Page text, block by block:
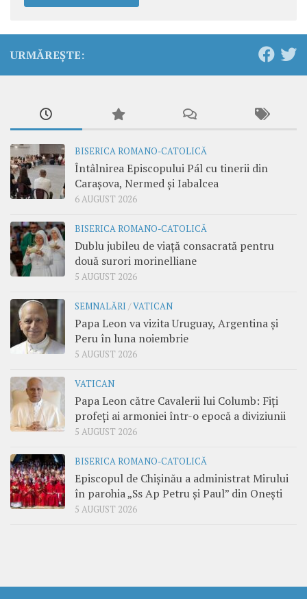
URMĂREȘTE:
BISERICA ROMANO-CATOLICĂ
Întâlnirea Episcopului Pál cu tinerii din
Carașova, Nermed și Iabalcea
6 AUGUST 2026
BISERICA ROMANO-CATOLICĂ
Dublu jubileu de viață consacrată pentru
două surori morinelliane
5 AUGUST 2026
SEMNALĂRI /VATICAN
Papa Leon va vizita Uruguay, Argentina și
Peru în luna noiembrie
5 AUGUST 2026
VATICAN
Papa Leon către Cavalerii lui Columb: Fiți
profeți ai armoniei într-o epocă a diviziunii
5 AUGUST 2026
BISERICA ROMANO-CATOLICĂ
Episcopul de Chișinău a administrat Mirului
în parohia „Ss Ap Petru și Paul” din Onești
5 AUGUST 2026